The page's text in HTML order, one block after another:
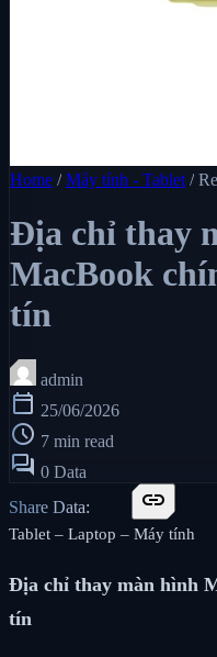
Home / Máy tính - Tablet /
Địa chỉ thay
MacBook
tín
admin
calendar_today 25/06/2026
schedule 7 min read
forum 0 Data
Share Data:
link
Tablet – Laptop – Máy tính
Địa chỉ thay màn hình
tín